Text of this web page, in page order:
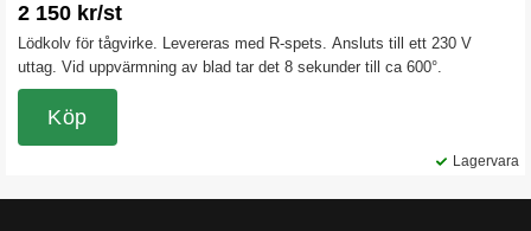
2 150 kr/st
Lödkolv för tågvirke. Levereras med R-spets. Ansluts till ett 230 V
uttag. Vid uppvärmning av blad tar det 8 sekunder till ca 600°.
Lagervara
Köp